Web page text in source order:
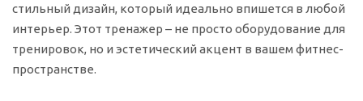
стильный дизайн, который идеально впишется в любой
интерьер. Этот тренажер – не просто оборудование для
тренировок, но и эстетический акцент в вашем фитнес-
пространстве.